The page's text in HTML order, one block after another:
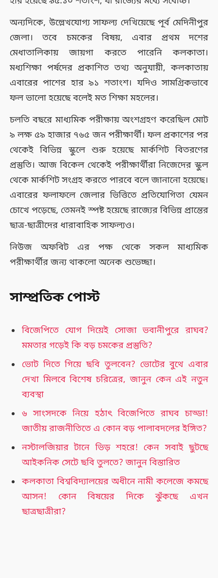
অন্যদিকে, উল্লেখযোগ্য সাফল্য দেখিয়েছে পূর্ব মেদিনীপুর
জেলা। তবে চমকের বিষয়, এবার প্রথম দশের
মেধাতালিকায় জায়গা করতে পারেনি কলকাতা।
মধ্যশিক্ষা পর্ষদের প্রকাশিত তথ্য অনুযায়ী, কলকাতায়
এবারের পাশের হার ৯১ শতাংশ। যদিও সামগ্রিকভাবে
ফল ভালো হয়েছে বলেই মত শিক্ষা মহলের।
চলতি বছরে মাধ্যমিক পরীক্ষায় অংশগ্রহণ করেছিল মোট
৯ লক্ষ ৫৯ হাজার ৭৬৫ জন পরীক্ষার্থী। ফল প্রকাশের পর
থেকেই বিভিন্ন স্কুলে শুরু হয়েছে মার্কশিট বিতরণের
প্রস্তুতি। আজ বিকেল থেকেই পরীক্ষার্থীরা নিজেদের স্কুল
থেকে মার্কশিট সংগ্রহ করতে পারবে বলে জানানো হয়েছে।
এবারের ফলাফলে জেলার ভিত্তিতে প্রতিযোগিতা যেমন
চোখে পড়েছে, তেমনই স্পষ্ট হয়েছে রাজ্যের বিভিন্ন প্রান্তের
ছাত্র-ছাত্রীদের ধারাবাহিক সাফল্যও।
নিউজ অফবিট এর পক্ষ থেকে সকল মাধ্যমিক
পরীক্ষার্থীর জন্য থাকলো অনেক শুভেচ্ছা।
সাম্প্রতিক পোস্ট
বিজেপিতে যোগ দিয়েই সোজা ভবানীপুরে রাঘব?
মমতার গড়েই কি বড় চমকের প্রস্তুতি?
ভোট দিতে গিয়ে ছবি তুলবেন? ভোটের বুথে এবার
দেখা মিলবে বিশেষ চরিত্রের, জানুন কেন এই নতুন
ব্যবস্থা
৬ সাংসদকে নিয়ে হঠাৎ বিজেপিতে রাঘব চাড্ডা!
জাতীয় রাজনীতিতে এ কোন বড় পালাবদলের ইঙ্গিত?
নস্টালজিয়ার টানে ভিড় শহরে! কেন সবাই ছুটছে
আইকনিক সেটে ছবি তুলতে? জানুন বিস্তারিত
কলকাতা বিশ্ববিদ্যালয়ের অধীনে নামী কলেজে কমছে
আসন! কোন বিষয়ের দিকে ঝুঁকছে এখন
ছাত্রছাত্রীরা?